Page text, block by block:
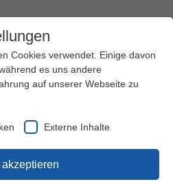
wichtig!
Cookies verwendet. Einige davon
es uns andere
auf unserer Webseite zu
Externe Inhalte